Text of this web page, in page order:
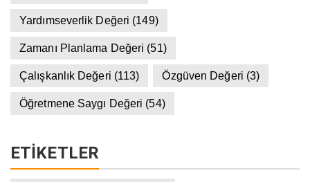
Yardımseverlik Değeri (149)
Zamanı Planlama Değeri (51)
Çalışkanlık Değeri (113) Özgüven Değeri (3)
Öğretmene Saygı Değeri (54)
ETIKETLER